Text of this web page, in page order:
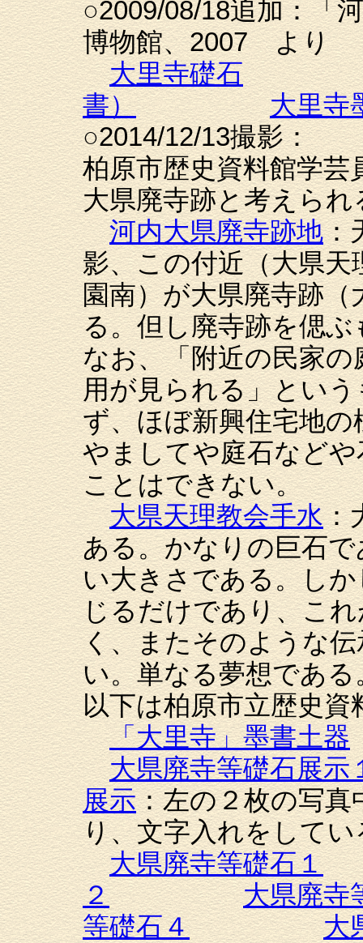
○2009/08/18追加：「
博物館、2007 より
大里寺礎石
書）
大里寺
○2014/12/13撮影：
柏原市歴史資料館学芸
大県廃寺跡と考えられ
河内大県廃寺跡地：
影、この付近（大県天
園南）が大県廃寺跡
る。但し廃寺跡を偲
なお、「附近の民家
用が見られる」とい
ず、ほぼ新興住宅地
やましてや庭石など
ことはできない。
大県天理教会手水：
ある。かなりの巨石
い大きさである。し
じるだけであり、こ
く、またそのような
い。単なる夢想である
以下は柏原市立歴史
「大里寺」墨書土器
大県廃寺等礎石展示
展示：左の２枚の写真
り、文字入れをして
大県廃寺等礎石１
２
大県廃寺
等礎石４
大